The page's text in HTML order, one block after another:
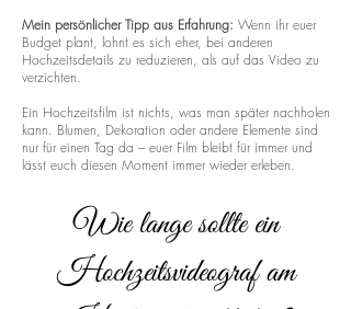
Mein persönlicher Tipp aus Erfahrung: Wenn ihr euer
Budget plant, lohnt es sich eher, bei anderen
Hochzeitsdetails zu reduzieren, als auf das Video zu
verzichten.
Ein Hochzeitsfilm ist nichts, was man später nachholen
kann. Blumen, Dekoration oder andere Elemente sind
nur für einen Tag da – euer Film bleibt für immer und
lässt euch diesen Moment immer wieder erleben.
Wie lange sollte ein
Hochzeitsvideograf am